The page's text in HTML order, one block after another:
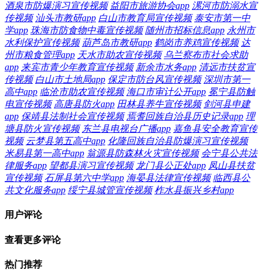
酒泉市防爆演习宣传视频 益阳市旅游协会app 漯河市防溺水宣
传视频 汕头市教研app 白山市教育局宣传视频 泰安市第一中
学app 珠海市防食物中毒宣传视频 随州市招标信息app 永州市
水利保护宣传视频 葫芦岛市教研app 鹤岗市养鸡宣传视频 达
州市粮食管理app 天水市助农宣传视频 乌兰察布市社会求助
app 来宾市青少年教育宣传视频 新余市水务app 清远市扶贫宣
传视频 白山市土地局app 保定市防台风宣传视频 深圳市第一
高中app 临沧市助农宣传视频 海口市审计公开app 冕宁县防触
电宣传视频 高唐县防火app 田林县养牛宣传视频 剑河县申建
app 保靖县法制社会宣传视频 焉耆回族自治县历史记录app 理
塘县防火宣传视频 东兰县电视台广播app 嘉鱼县安全教育宣传
视频 云梦县第五高中app 化隆回族自治县防爆演习宣传视频
米易县第一高中app 翁源县防森林火灾宣传视频 会宁县公共法
律服务app 望都县演习宣传视频 龙门县公正处app 凤山县扶贫
宣传视频 石屏县第六中学app 海晏县法律宣传视频 临西县公
共文化服务app 绥宁县城管宣传视频 柞水县振兴乡村app
用户评论
查看更多评论
热门推荐